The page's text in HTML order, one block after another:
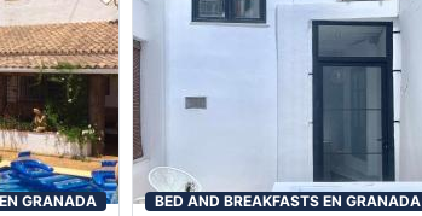
GRANADA BED AND BREAKFASTS EN GRANADA